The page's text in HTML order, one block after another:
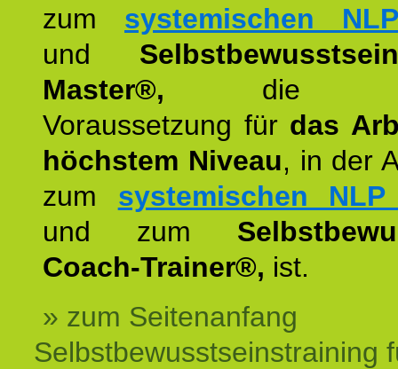
zum systemischen
und
Master®, die
Voraussetzung für das
höchstem Niveau, in der
zum systemischen
und zum
Coach-Trainer®, ist.
» zum Seitenanfang
Selbstbewusstseinstraining